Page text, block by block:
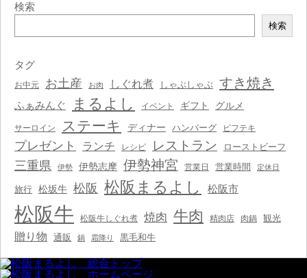
検索
索
検索
タグ
お中元 お土産 お肉 しぐれ煮 しゃぶしゃぶ すき焼き
ふぁみんぐ まるよし イベント ギフト グルメ
サーロイン ステーキ ディナー ハンバーグ ビフテキ
プレゼント ランチ レシピ レストラン ローストビーフ
三重県 伊勢 伊勢志摩 伊勢神宮 営業日 営業時間 定休日
旅行 松坂牛 松阪 松阪まるよし 松阪市
松阪牛 松阪牛しぐれ煮 焼肉 牛肉 精肉店 肉鍋 観光
贈り物 通販 鍋 霜降り 黒毛和牛